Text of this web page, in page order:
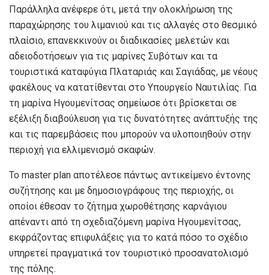
Παράλληλα ανέφερε ότι, μετά την ολοκλήρωση της
παραχώρησης του λιμανιού και τις αλλαγές στο θεσμικό
πλαίσιο, επανεκκινούν οι διαδικασίες μελετών και
αδειοδοτήσεων για τις μαρίνες Συβότων και τα
τουριστικά καταφύγια Πλαταριάς και Σαγιάδας, με νέους
φακέλους να κατατίθενται στο Υπουργείο Ναυτιλίας. Για
τη μαρίνα Ηγουμενίτσας σημείωσε ότι βρίσκεται σε
εξέλιξη διαβούλευση για τις δυνατότητες ανάπτυξής της
και τις παρεμβάσεις που μπορούν να υλοποιηθούν στην
περιοχή για ελλιμενισμό σκαφών.
Το master plan αποτέλεσε πάντως αντικείμενο έντονης
συζήτησης και με δημοσιογράφους της περιοχής, οι
οποίοι έθεσαν το ζήτημα χωροθέτησης καρνάγιου
απέναντι από τη σχεδιαζόμενη μαρίνα Ηγουμενίτσας,
εκφράζοντας επιφυλάξεις για το κατά πόσο το σχέδιο
υπηρετεί πραγματικά τον τουριστικό προσανατολισμό
της πόλης.